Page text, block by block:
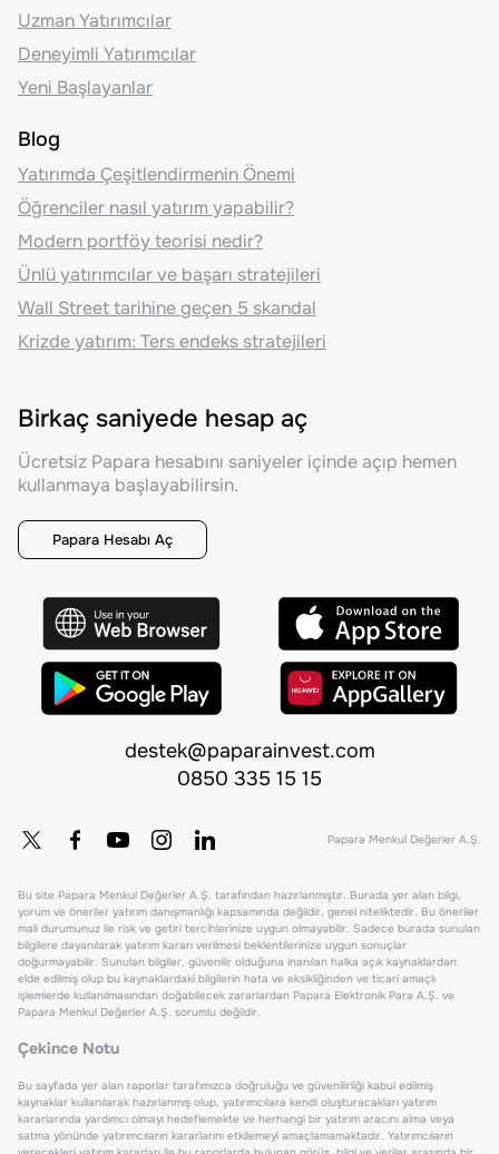
Uzman Yatırımcılar
Deneyimli Yatırımcılar
Yeni Başlayanlar
Blog
Yatırımda Çeşitlendirmenin Önemi
Öğrenciler nasıl yatırım yapabilir?
Modern portföy teorisi nedir?
Ünlü yatırımcılar ve başarı stratejileri
Wall Street tarihine geçen 5 skandal
Krizde yatırım: Ters endeks stratejileri
Birkaç saniyede hesap aç
Ücretsiz Papara hesabını saniyeler içinde açıp hemen
kullanmaya başlayabilirsin.
Papara Hesabı Aç
destek@paparainvest.com
0850 335 15 15
Papara Menkul Değerler A.Ş.
Bu site Papara Menkul Değerler A.Ş. tarafından hazırlanmıştır. Burada yer alan bilgi,
yorum ve öneriler yatırım danışmanlığı kapsamında değildir, genel niteliktedir. Bu öneriler
mali durumunuz ile risk ve getiri tercihlerinize uygun olmayabilir. Sadece burada sunulan
bilgilere dayanılarak yatırım kararı verilmesi beklentilerinize uygun sonuçlar
doğurmayabilir. Sunulan bilgiler, güvenilir olduğuna inanılan halka açık kaynaklardan
elde edilmiş olup bu kaynaklardaki bilgilerin hata ve eksikliğinden ve ticari amaçlı
işlemlerde kullanılmasından doğabilecek zararlardan Papara Elektronik Para A.Ş. ve
Papara Menkul Değerler A.Ş. sorumlu değildir.
Çekince Notu
Bu sayfada yer alan raporlar tarafımızca doğruluğu ve güvenilirliği kabul edilmiş
kaynaklar kullanılarak hazırlanmış olup, yatırımcılara kendi oluşturacakları yatırım
kararlarında yardımcı olmayı hedeflemekte ve herhangi bir yatırım aracını alma veya
satma yönünde yatırımcıların kararlarını etkilemeyi amaçlamamaktadır. Yatırımcıların